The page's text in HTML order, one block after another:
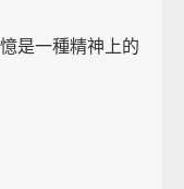
是一種精神上的